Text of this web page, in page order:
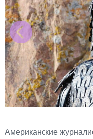
Американские